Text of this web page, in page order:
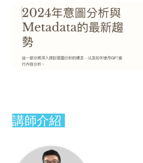
講師介紹